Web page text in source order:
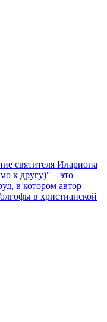
святителя Илариона
к другу)" – это
в котором автор
в христианской